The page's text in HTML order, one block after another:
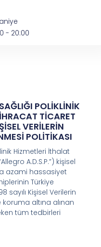
- 20:00
POLİKLİNİK
TİCARET
VERİLERİN
POLİTİKASI
Hizmetleri İthalat
Allegro A.D.S.P.”) kişisel
azami hassasiyet
Türkiye
sayılı Kişisel Verilerin
koruma altına alınan
tüm tedbirleri